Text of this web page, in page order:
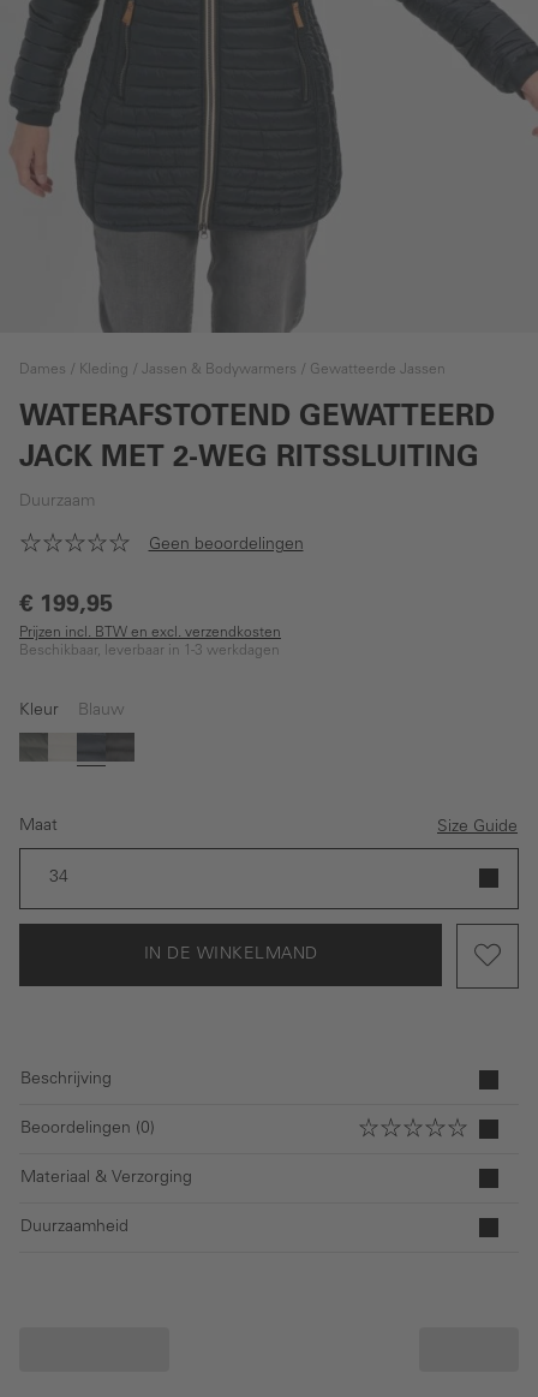
Dames Kleding Jassen & Bodywarmers Gewatteerde Jassen
WATERAFSTOTEND GEWATTEERD
JACK MET 2-WEG RITSSLUITING
Duurzaam
Geen beoordelingen
€ 199,95
Prijzen incl. BTW en excl. verzendkosten
Beschikbaar, leverbaar in 1-3 werkdagen
Kleur Blauw
Groen
WitBlauwZwart
Maat Size Guide
34
IN DE WINKELMAND
Beschrijving
Beoordelingen (0)
Materiaal & Verzorging
Duurzaamheid